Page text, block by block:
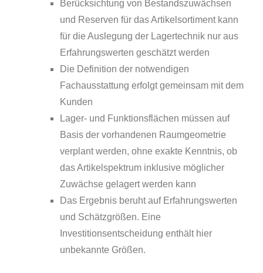
Berücksichtung von Bestandszuwächsen
und Reserven für das Artikelsortiment kann
für die Auslegung der Lagertechnik nur aus
Erfahrungswerten geschätzt werden
Die Definition der notwendigen
Fachausstattung erfolgt gemeinsam mit dem
Kunden
Lager- und Funktionsflächen müssen auf
Basis der vorhandenen Raumgeometrie
verplant werden, ohne exakte Kenntnis, ob
das Artikelspektrum inklusive möglicher
Zuwächse gelagert werden kann
Das Ergebnis beruht auf Erfahrungswerten
und Schätzgrößen. Eine
Investitionsentscheidung enthält hier
unbekannte Größen.